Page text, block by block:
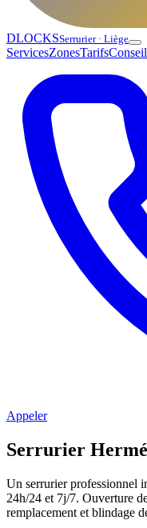
DLOCKSSerrurier · Liège
ServicesZonesTarifs
Appeler
Serrurier
Un serrurier professionnel
24h/24 et 7j/7. Ouverture
remplacement et blindage